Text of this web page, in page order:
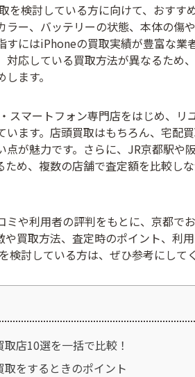
を検討している方に向けて、おすす
ラー、バッテリーの状態、本体の傷
すにはiPhoneの買取実績が豊富な業
対応している買取方法が異なるため
ます。
スマートフォン専門店をはじめ、リ
います。店頭買取はもちろん、宅配
点が魅力です。さらに、JR京都駅や
ため、複数の店舗で査定額を比較し
ミや利用者の評判をもとに、京都で
や買取方法、査定時のポイント、利
検討している方は、ぜひ参考にして
店10選を一括で比較！
をするときのポイント